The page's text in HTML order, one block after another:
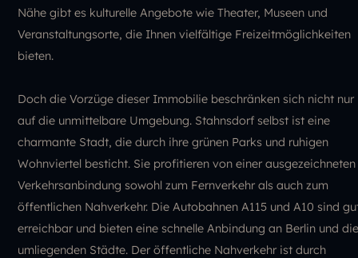
Nähe gibt es kulturelle Angebote wie Theater, Museen und
Veranstaltungsorte, die Ihnen vielfältige Freizeitmöglichkeiten
bieten.
Doch die Vorzüge dieser Immobilie beschränken sich nicht nur
auf die unmittelbare Umgebung. Stahnsdorf selbst ist eine
charmante Stadt, die durch ihre grünen Parks und ruhigen
Wohnviertel besticht. Sie profitieren von einer ausgezeichneten
Verkehrsanbindung sowohl zum Fernverkehr als auch zum
öffentlichen Nahverkehr. Die Autobahnen A115 und A10 sind
erreichbar und bieten eine schnelle Anbindung an Berlin und
umliegenden Städte. Der öffentliche Nahverkehr ist durch